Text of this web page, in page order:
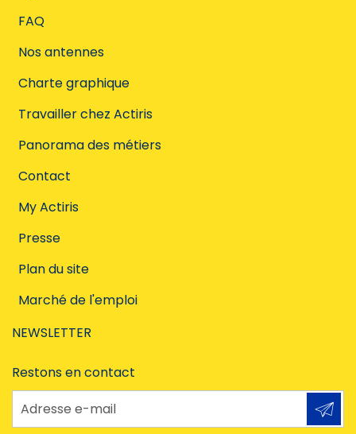
FAQ
Nos antennes
Charte graphique
Travailler chez Actiris
Panorama des métiers
Contact
My Actiris
Presse
Plan du site
Marché de l'emploi
NEWSLETTER
Restons en contact
Adresse e-mail